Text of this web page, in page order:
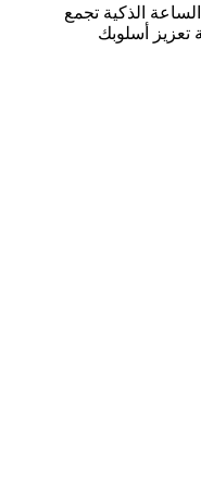
الساعة الذكية تجمع
تعزيز أسلوبك